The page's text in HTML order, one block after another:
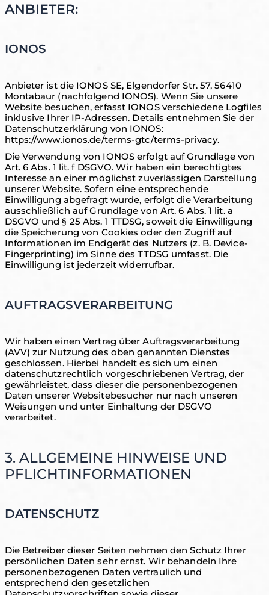
ANBIETER:
IONOS
Anbieter ist die IONOS SE, Elgendorfer Str. 57, 56410
Montabaur (nachfolgend IONOS). Wenn Sie unsere
Website besuchen, erfasst IONOS verschiedene Logfiles
inklusive Ihrer IP-Adressen. Details entnehmen Sie der
Datenschutzerklärung von IONOS:
https://www.ionos.de/terms-gtc/terms-privacy.
Die Verwendung von IONOS erfolgt auf Grundlage von
Art. 6 Abs. 1 lit. f DSGVO. Wir haben ein berechtigtes
Interesse an einer möglichst zuverlässigen Darstellung
unserer Website. Sofern eine entsprechende
Einwilligung abgefragt wurde, erfolgt die Verarbeitung
ausschließlich auf Grundlage von Art. 6 Abs. 1 lit. a
DSGVO und § 25 Abs. 1 TTDSG, soweit die Einwilligung
die Speicherung von Cookies oder den Zugriff auf
Informationen im Endgerät des Nutzers (z. B. Device-
Fingerprinting) im Sinne des TTDSG umfasst. Die
Einwilligung ist jederzeit widerrufbar.
AUFTRAGSVERARBEITUNG
Wir haben einen Vertrag über Auftragsverarbeitung
(AVV) zur Nutzung des oben genannten Dienstes
geschlossen. Hierbei handelt es sich um einen
datenschutzrechtlich vorgeschriebenen Vertrag, der
gewährleistet, dass dieser die personenbezogenen
Daten unserer Websitebesucher nur nach unseren
Weisungen und unter Einhaltung der DSGVO
verarbeitet.
3. ALLGEMEINE HINWEISE UND
PFLICHTINFORMATIONEN
DATENSCHUTZ
Die Betreiber dieser Seiten nehmen den Schutz Ihrer
persönlichen Daten sehr ernst. Wir behandeln Ihre
personenbezogenen Daten vertraulich und
entsprechend den gesetzlichen